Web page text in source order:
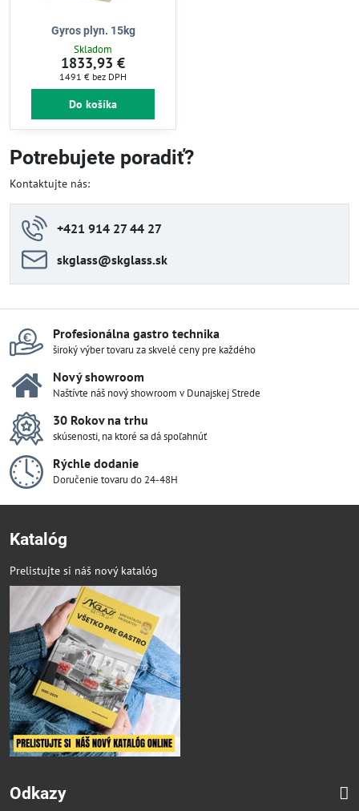
Gyros plyn. 15kg
Skladom
1833,93 €
1491 € bez DPH
Do košíka
Potrebujete poradiť?
Kontaktujte nás:
+421 914 27 44 27
skglass​@skglass​.sk
Profesionálna gastro technika
široký výber tovaru za skvelé ceny pre každého
Nový showroom
Naštívte náš nový showroom v Dunajskej Strede
30 Rokov na trhu
skúsenosti, na ktoré sa dá spoľahnúť
Rýchle dodanie
Doručenie tovaru do 24-48H
Katalóg
Prelistujte si náš nový katalóg
Odkazy